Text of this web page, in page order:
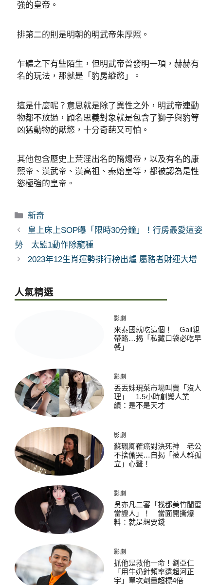
強的皇帝。
排第二的則是明朝的明武帝朱厚照。
乍聽之下有些陌生，但明武帝曾發明一項，赫赫有
名的玩法，那就是「豹房縱慾」。
這是什麼呢？意思就是除了異性之外，明武帝連動
物都不放過，顧名思義對象就是包含了獅子與豹等
凶猛動物的獸慾，十分奇葩又可怕。
其他包含歷史上荒淫出名的隋煬帝，以及有名的康
熙帝、漢武帝、漢高祖、秦始皇等，都被認為是性
慾極強的皇帝。
分
類
新奇
皇上床上SOP曝「限時30分鐘」！行房最愛這姿
勢 太監1動作除龍種
2023年12生肖運勢排行榜出爐 屬豬者財運大增
人氣精選
影劇
來泰國就吃這個！ Gail親
帶路…揭「私藏口袋必吃早
餐」
影劇
丟丟妹現菜市場叫賣「沒人
理」 1.5小時創驚人業
績：是不是天才
影劇
蘇珮卿罹癌對決死神 老公
不捨偷哭…自揭「被人群孤
立」心聲！
影劇
吳亦凡二審「找都美竹閨蜜
當證人」！ 當面開撕爆
料：就是想要錢
影劇
抓他是救他一命！劉亞仁
「用牛奶針頻率遠超河正
宇」單次劑量超標4倍